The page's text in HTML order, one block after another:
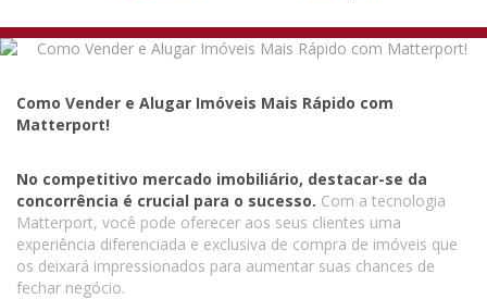
Como Vender e Alugar Imóveis Mais Rápido com
Matterport!
No competitivo mercado imobiliário, destacar-se da
concorrência é crucial para o sucesso. Com a tecnologia
Matterport, você pode oferecer aos seus clientes uma
experiência diferenciada e exclusiva de compra de imóveis que
os deixará impressionados para aumentar suas chances de
fechar negócio.